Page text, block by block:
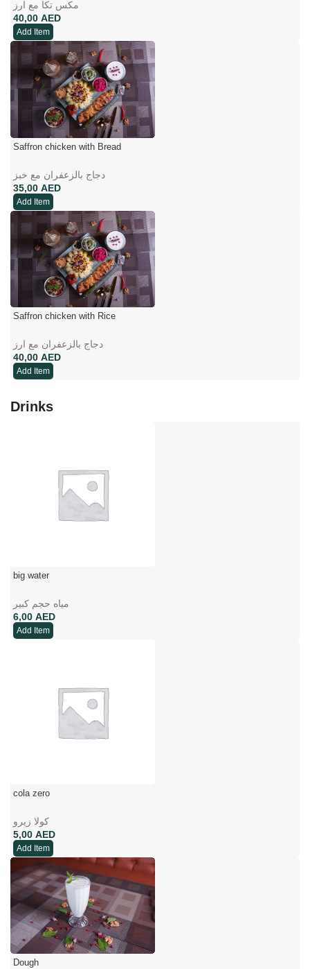
مکس تکا مع ارز
AED
Add Item
Saffron chicken with Bread
دجاج بالزعفران مع خبز
AED
Add Item
Saffron chicken with Rice
دجاج بالزعفران مع ارز
AED
Add Item
Drinks
big water
مياه حجم كبير
AED
Add Item
cola zero
كولا زيرو
AED
Add Item
Dough